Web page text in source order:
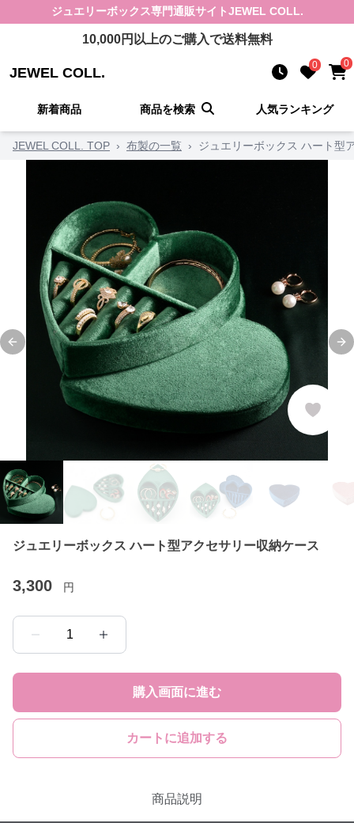
ジュエリーボックス専門通販サイトJEWEL COLL.
10,000円以上のご購入で送料無料
JEWEL COLL. 0 0
新着商品 商品を検索 人気ランキング
JEWEL COLL. TOP › 布製の一覧 › ジュエリーボックス ハート型
Previous slide
ジュエリーボックス ハート型アクセサリー収納ケース
3,300 円
1
購入画面に進む
カートに追加する
商品説明